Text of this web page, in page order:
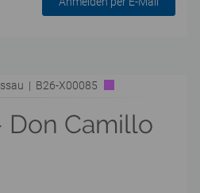
| B26-X00085
Don Camillo